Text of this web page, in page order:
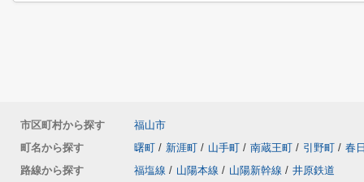
市区町村から探す
福山市
町名から探す
曙町 / 新涯町 / 山手町 / 南蔵王町 / 引野町 / 春
路線から探す
福塩線 / 山陽本線 / 山陽新幹線 / 井原鉄道